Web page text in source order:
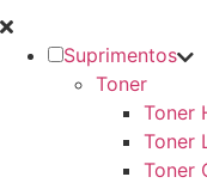
Suprimentos
Toner
Toner
Toner
Toner